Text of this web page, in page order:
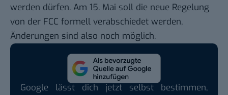
werden dürfen. Am 15. Mai soll die neue Regelung
von der FCC formell verabschiedet werden,
Änderungen sind also noch möglich.
Google lässt dich jetzt selbst bestimmen,